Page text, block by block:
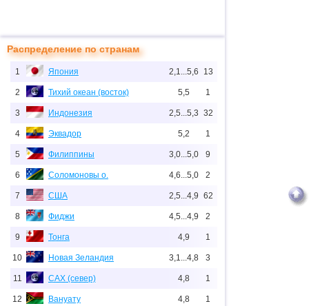
Распределение по странам
1 Япония 2,1...5,6 13
2 Тихий океан (восток) 5,5 1
3 Индонезия 2,5...5,3 32
4 Эквадор 5,2 1
5 Филиппины 3,0...5,0 9
6 Соломоновы о. 4,6...5,0 2
7 США 2,5...4,9 62
8 Фиджи 4,5...4,9 2
9 Тонга 4,9 1
10 Новая Зеландия 3,1...4,8 3
11 САХ (север) 4,8 1
12 Вануату 4,8 1